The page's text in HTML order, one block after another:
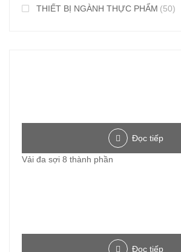
THIẾT BỊ NGÀNH THỰC PHẨM (50)
Đọc tiếp
Vải đa sợi 8 thành phần
Đọc tiếp